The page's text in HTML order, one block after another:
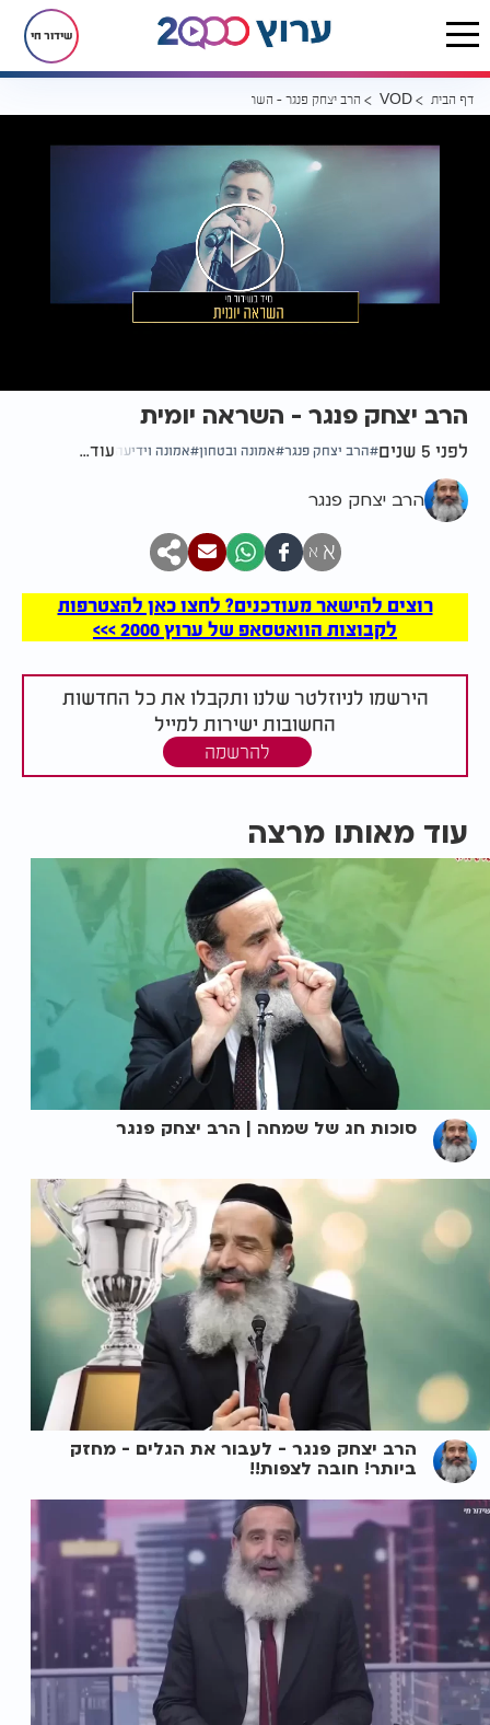
שידור חי
דף הבית VOD הרב יצחק פנגר - השראה יומית
הרב יצחק פנגר - השראה יומית
לפני 5 שנים הרב יצחק פנגר אמונה ובטחון אמונה וידיעה עוד...
הרב יצחק פנגר
א א
רוצים להישאר מעודכנים? לחצו כאן להצטרפות
לקבוצות הוואטסאפ של ערוץ 2000 >>>
הירשמו לניוזלטר שלנו ותקבלו את כל החדשות
החשובות ישירות למייל
להרשמה
עוד מאותו מרצה
סוכות חג של שמחה | הרב יצחק פנגר
הרב יצחק פנגר - לעבור את הגלים - מחזק
ביותר! חובה לצפות!!